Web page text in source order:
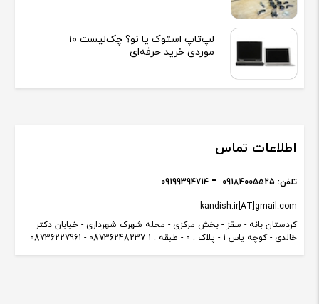
لپ‌تاپ استوک یا نو؟ چک‌لیست ۱۰
موردی خرید حرفه‌ای
اطلاعات تماس
کردستان بانه - سقز - بخش مرکزی - محله شهرک شهرداری - خیابان دکتر
خالدی - کوچه یاس 1 - پلاک : 0 - طبقه : 1 08736248237 - 08736227961
kandish.ir[AT]gmail.com
تلفن: 09184005525
09199394714